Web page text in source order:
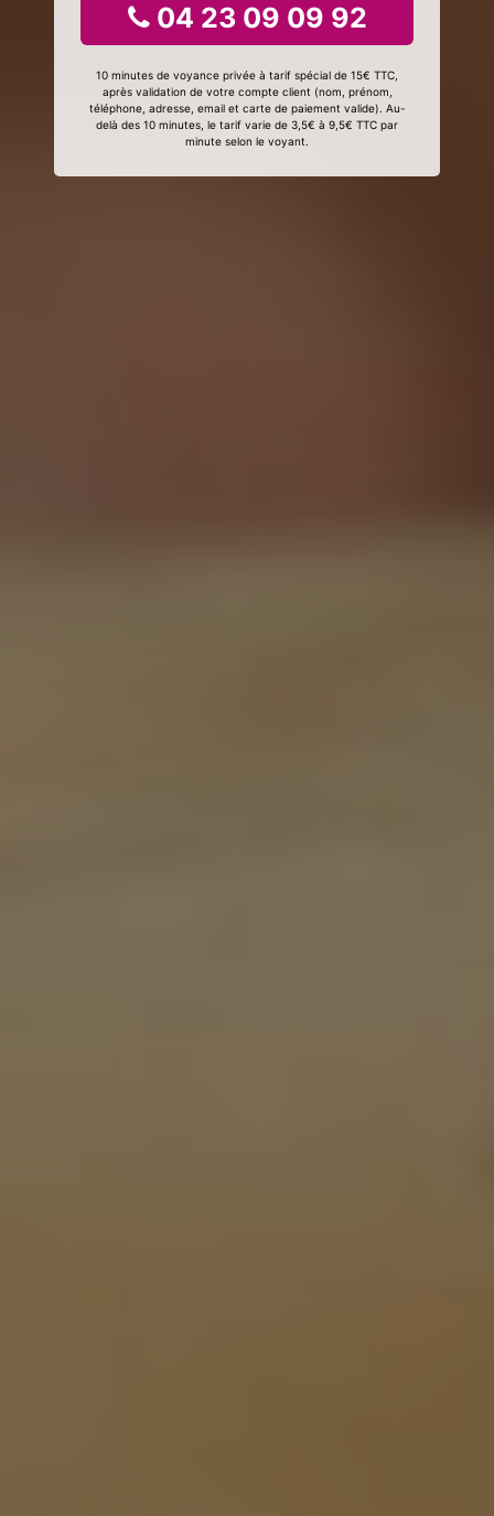
04 23 09 09 92
10 minutes de voyance privée à tarif spécial de 15€ TTC,
après validation de votre compte client (nom, prénom,
téléphone, adresse, email et carte de paiement valide). Au-
delà des 10 minutes, le tarif varie de 3,5€ à 9,5€ TTC par
minute selon le voyant.